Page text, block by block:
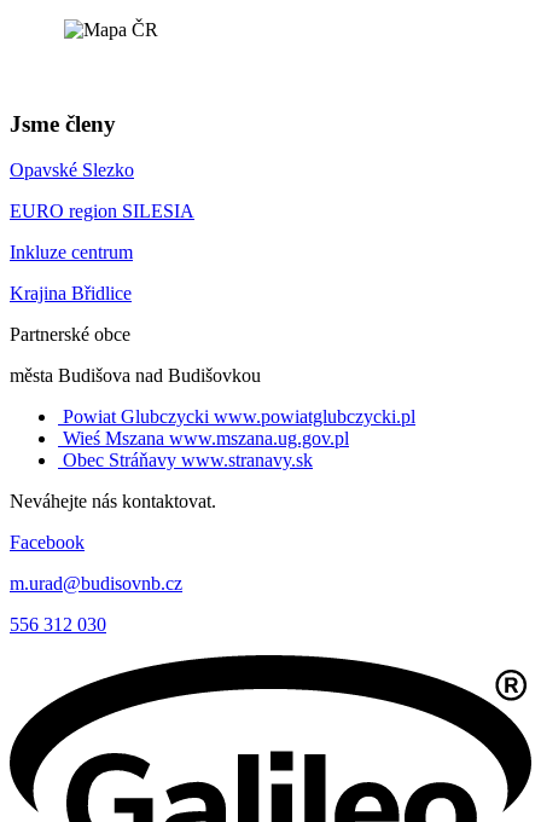
Jsme členy
Opavské Slezko
EURO region SILESIA
Inkluze centrum
Krajina Břidlice
Partnerské obce
města Budišova nad Budišovkou
Powiat Glubczycki www.powiatglubczycki.pl
Wieś Mszana www.mszana.ug.gov.pl
Obec Stráňavy www.stranavy.sk
Neváhejte nás kontaktovat.
Facebook
m.urad@budisovnb.cz
556 312 030